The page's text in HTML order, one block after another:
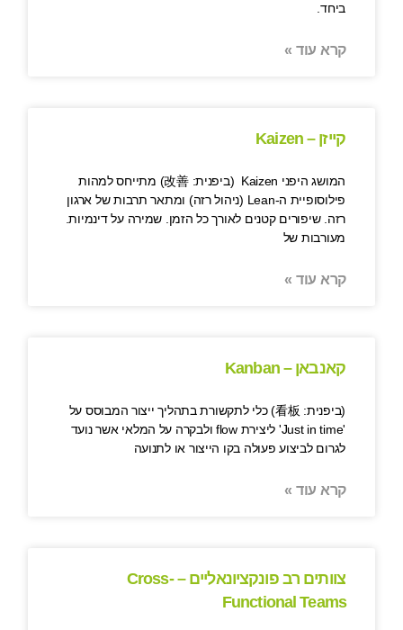
ביחד.
קרא עוד »
קייזן – Kaizen
המושג היפני Kaizen (ביפנית: 改善) מתייחס למהות
פילוסופיית ה-Lean (ניהול רזה) ומתאר תרבות של ארגון
רזה. שיפורים קטנים לאורך כל הזמן. שמירה על דינמיות.
מעורבות של
קרא עוד »
קאנבאן – Kanban
(ביפנית: 看板) כלי לתקשורת בתהליך ייצור המבוסס על
'Just in time' ליצירת flow ולבקרה על המלאי אשר נועד
לגרום לביצוע פעולה בקו הייצור או לתנועה
קרא עוד »
צוותים רב פונקציונאליים – Cross-
Functional Teams